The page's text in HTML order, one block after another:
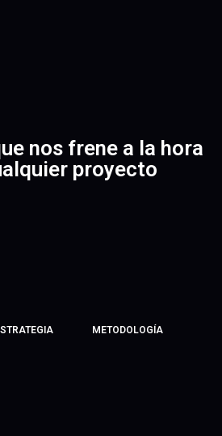
nos frene a la hora
proyecto
METODOLOGÍA